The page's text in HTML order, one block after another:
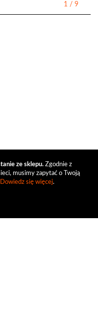
ze sklepu. Zgodnie z
musimy zapytać o Twoją
Dowiedz się więcej.
1 / 9